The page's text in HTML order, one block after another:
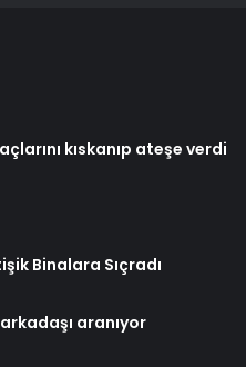
kıskanıp ateşe verdi
Binalara Sıçradı
aranıyor